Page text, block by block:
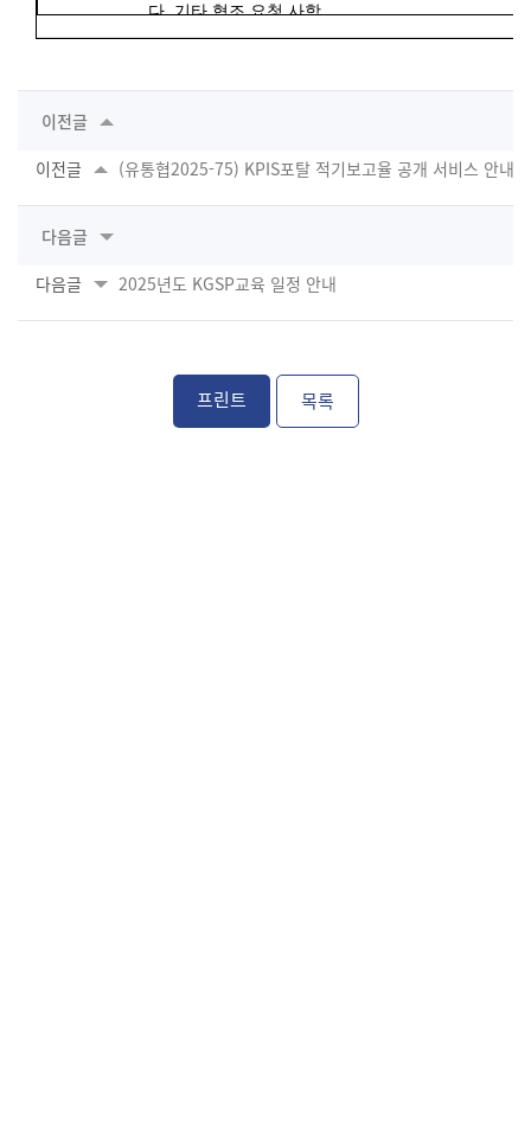
다.기타 협조 요청 사항
이전글
이전글
(유통협2025-75) KPIS포탈 적기보고율 공개 서비스 안내
다음글
다음글
2025년도 KGSP교육 일정 안내
프린트 목록